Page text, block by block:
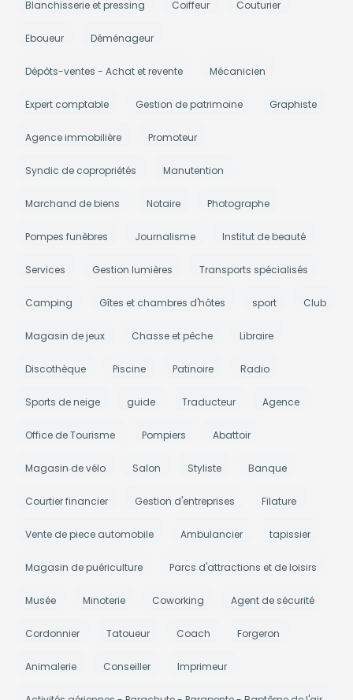
Blanchisserie et pressing Coiffeur Couturier
Eboueur Déménageur
Dépôts-ventes - Achat et revente Mécanicien
Expert comptable Gestion de patrimoine Graphiste
Agence immobilière Promoteur
Syndic de copropriétés Manutention
Marchand de biens Notaire Photographe
Pompes funèbres Journalisme Institut de beauté
Services Gestion lumières Transports spécialisés
Camping Gîtes et chambres d'hôtes sport Club
Magasin de jeux Chasse et pêche Libraire
Discothèque Piscine Patinoire Radio
Sports de neige guide Traducteur Agence
Office de Tourisme Pompiers Abattoir
Magasin de vélo Salon Styliste Banque
Courtier financier Gestion d'entreprises Filature
Vente de piece automobile Ambulancier tapissier
Magasin de puériculture Parcs d'attractions et de loisirs
Musée Minoterie Coworking Agent de sécurité
Cordonnier Tatoueur Coach Forgeron
Animalerie Conseiller Imprimeur